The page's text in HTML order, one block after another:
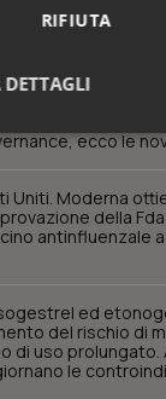
Rivisto il
ecco le
Uniti. Moderna
della
antinfluenzale a
ed
del rischio di
di uso prolungato.
le
RIFIUTA
Statistici
Statistici
contribuiscono a
funzionalità di
pagine e l'accesso alle